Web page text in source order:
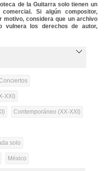
de la Guitarra solo tienen un
Si algún compositor,
motivo, considera que un archivo
vulnera los derechos de autor,
XXI)
Contemporáneo (XX-XXI)
solo
México